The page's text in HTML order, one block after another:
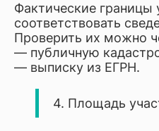
Фактические границы
соответствовать
Проверить их можно
— публичную
— выписку из ЕГРН.
4. Площадь